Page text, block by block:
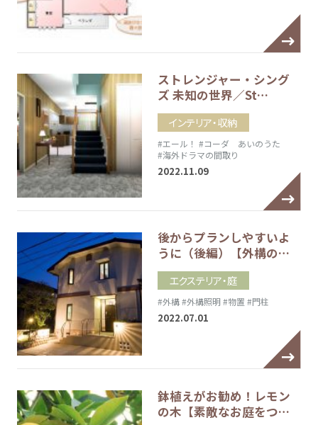
ストレンジャー・シング
ズ 未知の世界／St…
インテリア・収納
#エール！ #コーダ あいのうた
#海外ドラマの間取り
2022.11.09
後からプランしやすいよ
うに（後編）【外構の…
エクステリア・庭
#外構#外構照明 #物置 #門柱
2022.07.01
鉢植えがお勧め！レモン
の木【素敵なお庭をつ…